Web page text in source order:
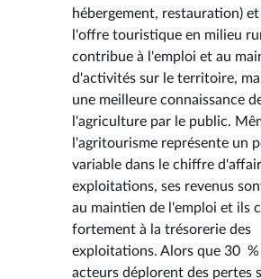
hébergement, restauration)
l'offre touristique en milieu
contribue à l'emploi et au
d'activités sur le territoire,
une meilleure connaissance
l'agriculture par le public.
l'agritourisme représente un
variable dans le chiffre
exploitations, ses revenus
au maintien de l'emploi et ils
fortement à la trésorerie des
exploitations. Alors que 30 %
acteurs déplorent des pertes